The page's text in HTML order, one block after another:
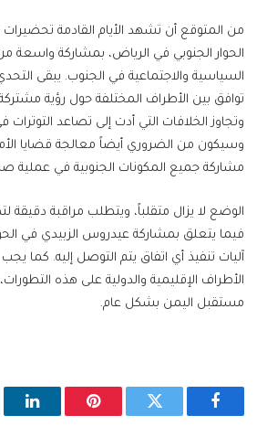
من المتوقع أن تشهد الأيام القادمة
الحوار الجنوبي في الرياض، بمشاركة واسعة
السياسية والاجتماعية في الجنوب. يبقى
توافق بين الأطراف المختلفة حول رؤية
وتجاوز الخلافات التي أدت إلى تصاعد التوترات
وسيكون من الضروري أيضاً معالجة قضايا
مشاركة جميع المكونات الجنوبية في عملية
الوضع لا يزال متقلباً، ويتطلب مراقبة دقيقة
فيما يتعلق بمشاركة عيدروس الزبيدي في
آليات تنفيذ أي اتفاق يتم التوصل إليه. كما
الأطراف الإقليمية والدولية على هذه
مستقبل اليمن بشكل عام.
فيسبوك تويتر بينتيريست